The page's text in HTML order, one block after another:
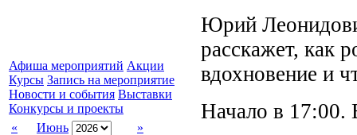
Афиша мероприятий Акции
Курсы Запись на мероприятие
Новости и события Выставки
Конкурсы и проекты
«
Июнь
»
Юрий
расскажет, как
вдохновение и
Начало в 17:00.